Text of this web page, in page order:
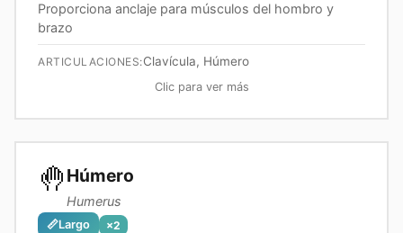
Proporciona anclaje para músculos del hombro y
brazo
ARTICULACIONES:Clavícula, Húmero
Clic para ver más
🤚 Húmero
Humerus
📏Largo ×2